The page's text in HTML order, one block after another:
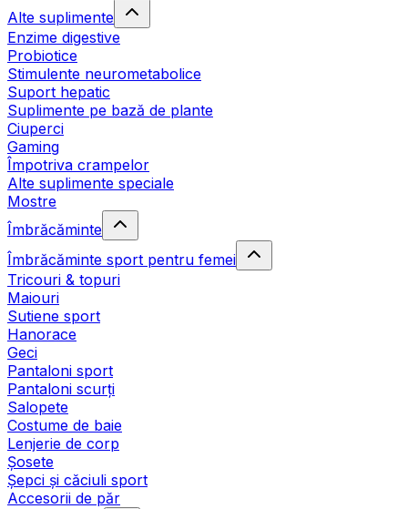
Alte suplimente
Enzime digestive
Probiotice
Stimulente neurometabolice
Suport hepatic
Suplimente pe bază de plante
Ciuperci
Gaming
Împotriva crampelor
Alte suplimente speciale
Mostre
Îmbrăcăminte
Îmbrăcăminte sport pentru femei
Tricouri & topuri
Maiouri
Sutiene sport
Hanorace
Geci
Pantaloni sport
Pantaloni scurți
Salopete
Costume de baie
Lenjerie de corp
Șosete
Șepci și căciuli sport
Accesorii de păr